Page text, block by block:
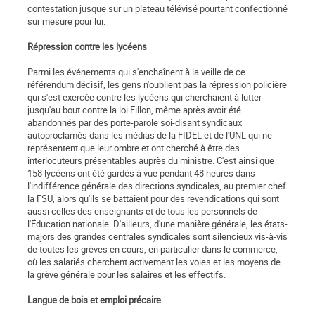
contestation jusque sur un plateau télévisé pourtant confectionné
sur mesure pour lui.
Répression contre les lycéens
Parmi les événements qui s'enchaînent à la veille de ce
référendum décisif, les gens n'oublient pas la répression policière
qui s'est exercée contre les lycéens qui cherchaient à lutter
jusqu'au bout contre la loi Fillon, même après avoir été
abandonnés par des porte-parole soi-disant syndicaux
autoproclamés dans les médias de la FIDEL et de l'UNL qui ne
représentent que leur ombre et ont cherché à être des
interlocuteurs présentables auprès du ministre. C'est ainsi que
158 lycéens ont été gardés à vue pendant 48 heures dans
l'indifférence générale des directions syndicales, au premier chef
la FSU, alors qu'ils se battaient pour des revendications qui sont
aussi celles des enseignants et de tous les personnels de
l'Éducation nationale. D'ailleurs, d'une manière générale, les états-
majors des grandes centrales syndicales sont silencieux vis-à-vis
de toutes les grèves en cours, en particulier dans le commerce,
où les salariés cherchent activement les voies et les moyens de
la grève générale pour les salaires et les effectifs.
Langue de bois et emploi précaire